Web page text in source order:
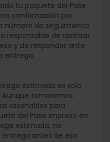
tu paquete del Pase
confirmación por
número de seguimiento
responsable de rastrear
y de responder ante
entrega.
estimada es solo
tomaremos
razonables para
del Pase Impreso en
estimada, no
antes de esa